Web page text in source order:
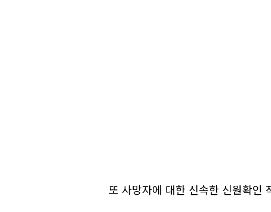
또 사망자에 대한 신속한 신원확인